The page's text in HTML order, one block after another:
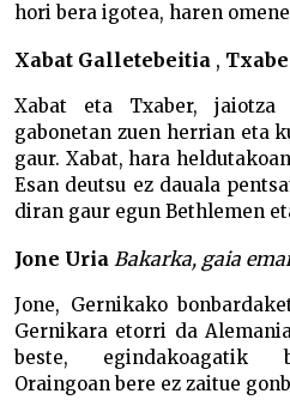
hori bera igotea, haren
Xabat Galletebeitia ,
Xabat eta Txaber, jaiotza
gabonetan zuen herrian eta
gaur. Xabat, hara
Esan deutsu ez dauala
diran gaur egun Bethlemen
Jone Uria Bakarka, gaia
Jone, Gernikako
Gernikara etorri da
beste, egindakoagatik
Oraingoan bere ez zaitue